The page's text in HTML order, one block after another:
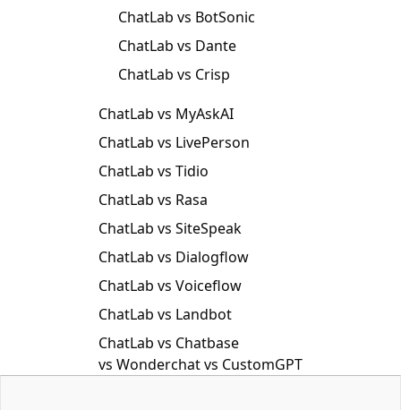
ChatLab vs BotSonic
ChatLab vs Dante
ChatLab vs Crisp
ChatLab vs MyAskAI
ChatLab vs LivePerson
ChatLab vs Tidio
ChatLab vs Rasa
ChatLab vs SiteSpeak
ChatLab vs Dialogflow
ChatLab vs Voiceflow
ChatLab vs Landbot
ChatLab vs Chatbase
vs Wonderchat vs CustomGPT